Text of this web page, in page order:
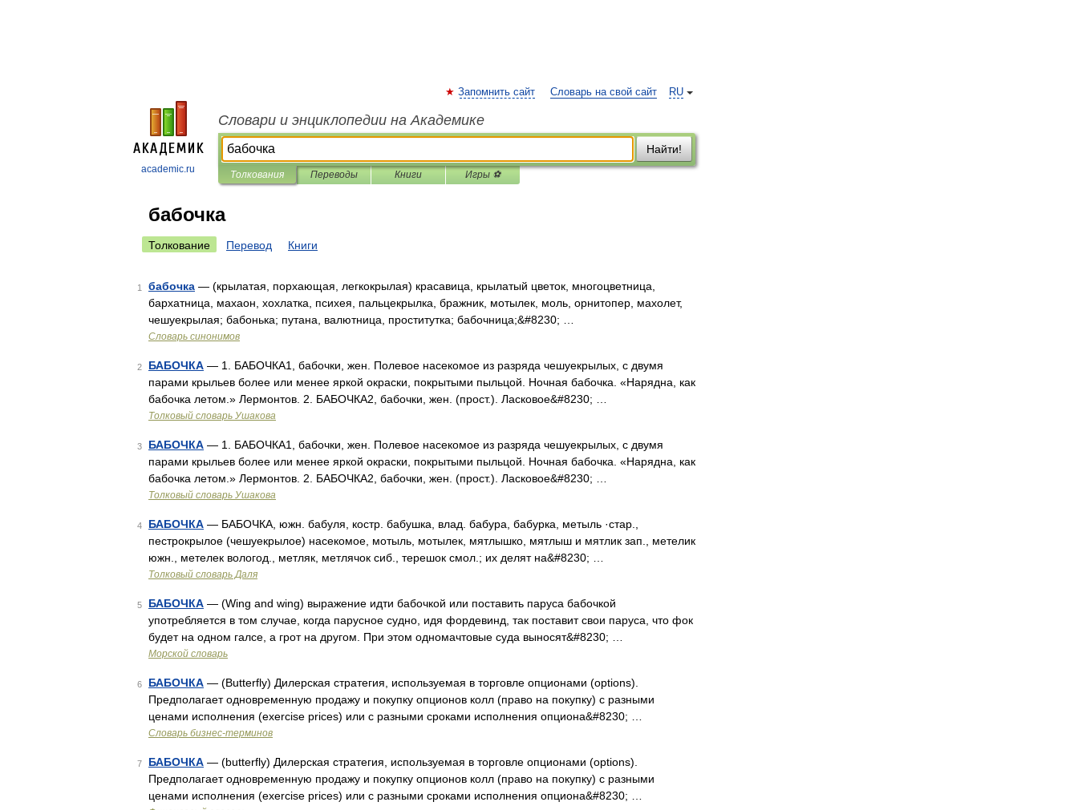
academic.ru
RU
Запомнить сайт Словарь на свой сайт
Словари и энциклопедии на Академике
Найти!
Толкования Переводы Книги Игры ⚽
бабочка
Толкование Перевод Книги
1 бабочка — (крылатая, порхающая, легкокрылая) красавица, крылатый цветок, многоцветница,
бархатница, махаон, хохлатка, психея, пальцекрылка, бражник, мотылек, моль, орнитопер, махолет,
чешуекрылая; бабонька; путана, валютница, проститутка; бабочница;&#8230; …
Словарь синонимов
2 БАБОЧКА — 1. БАБОЧКА1, бабочки, жен. Полевое насекомое из разряда чешуекрылых, с двумя
парами крыльев более или менее яркой окраски, покрытыми пыльцой. Ночная бабочка. «Нарядна, как
бабочка летом.» Лермонтов. 2. БАБОЧКА2, бабочки, жен. (прост.). Ласковое&#8230; …
Толковый словарь Ушакова
3 БАБОЧКА — 1. БАБОЧКА1, бабочки, жен. Полевое насекомое из разряда чешуекрылых, с двумя
парами крыльев более или менее яркой окраски, покрытыми пыльцой. Ночная бабочка. «Нарядна, как
бабочка летом.» Лермонтов. 2. БАБОЧКА2, бабочки, жен. (прост.). Ласковое&#8230; …
Толковый словарь Ушакова
4 БАБОЧКА — БАБОЧКА, южн. бабуля, костр. бабушка, влад. бабура, бабурка, метыль ·стар.,
пестрокрылое (чешуекрылое) насекомое, мотыль, мотылек, мятлышко, мятлыш и мятлик зап., метелик
южн., метелек вологод., метляк, метлячок сиб., терешок смол.; их делят на&#8230; …
Толковый словарь Даля
5 БАБОЧКА — (Wing and wing) выражение идти бабочкой или поставить паруса бабочкой
употребляется в том случае, когда парусное судно, идя фордевинд, так поставит свои паруса, что фок
будет на одном галсе, а грот на другом. При этом одномачтовые суда выносят&#8230; …
Морской словарь
6 БАБОЧКА — (Butterfly) Дилерская стратегия, используемая в торговле опционами (options).
Предполагает одновременную продажу и покупку опционов колл (право на покупку) с разными
ценами исполнения (exercise prices) или с разными сроками исполнения опциона&#8230; …
Словарь бизнес-терминов
7 БАБОЧКА — (butterfly) Дилерская стратегия, используемая в торговле опционами (options).
Предполагает одновременную продажу и покупку опционов колл (право на покупку) с разными
ценами исполнения (exercise prices) или с разными сроками исполнения опциона&#8230; …